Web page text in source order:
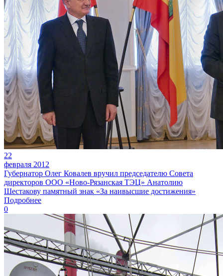
22
февраля 2012
Губернатор Олег Ковалев вручил председателю Совета
директоров ООО «Ново-Рязанская ТЭЦ» Анатолию
Шестакову памятный знак «За наивысшие достижения»
Подробнее
0